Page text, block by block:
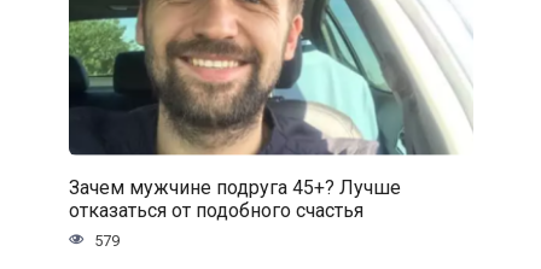
Зачем мужчине подруга 45+? Лучше
отказаться от подобного счастья
579